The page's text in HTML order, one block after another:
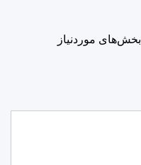
بخش‌های موردنیاز